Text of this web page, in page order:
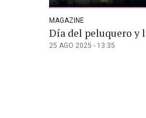
MAGAZINE
Día del peluquero y
25 AGO 2025 - 13:35